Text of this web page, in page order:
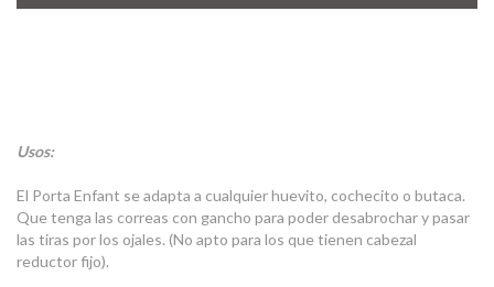
Usos:
El Porta Enfant se adapta a cualquier huevito, cochecito o butaca.
Que tenga las correas con gancho para poder desabrochar y pasar
las tiras por los ojales. (No apto para los que tienen cabezal
reductor fijo).